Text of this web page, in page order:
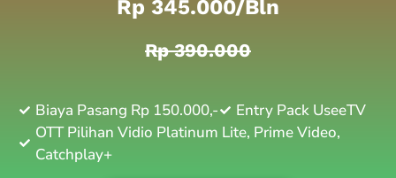
Rp 345.000/bln
Rp 390.000
Biaya Pasang Rp 150.000,-
Entry Pack UseeTV
OTT Pilihan Vidio Platinum Lite, Prime Video,
Catchplay+